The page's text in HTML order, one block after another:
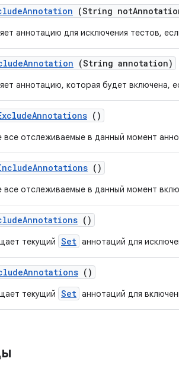
Annotation (String not
аннотацию для исключения тестов,
Annotation (String annotation)
аннотацию, которая будет включена,
Annotations ()
все отслеживаемые в данный момент
Annotations ()
все отслеживаемые в данный момент
Annotations ()
текущий Set аннотаций для
Annotations ()
текущий Set аннотаций для